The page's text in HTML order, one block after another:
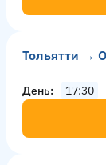
Тольятти →
День
17:30